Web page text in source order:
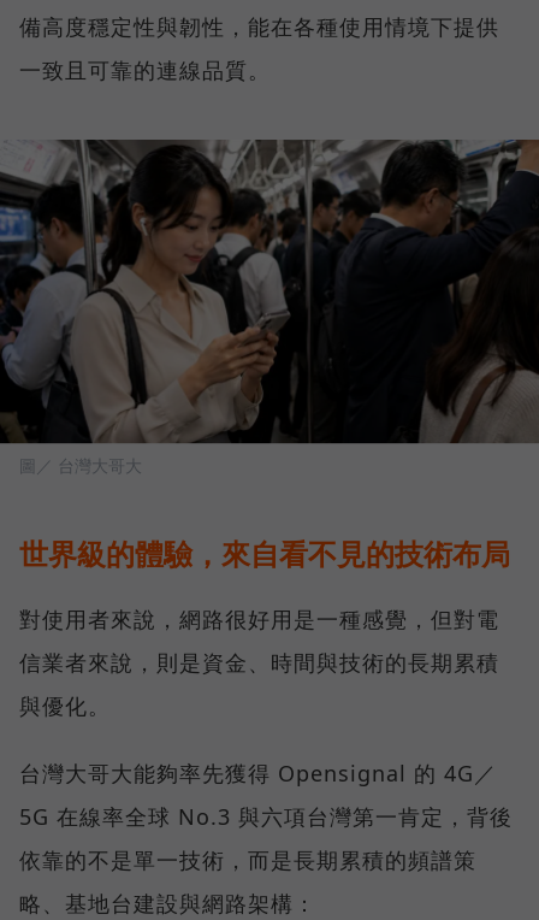
備高度穩定性與韌性，能在各種使用情境下提供
一致且可靠的連線品質。
圖／ 台灣大哥大
世界級的體驗，來自看不見的技術布局
對使用者來說，網路很好用是一種感覺，但對電
信業者來說，則是資金、時間與技術的長期累積
與優化。
台灣大哥大能夠率先獲得 Opensignal 的 4G／
5G 在線率全球 No.3 與六項台灣第一肯定，背後
依靠的不是單一技術，而是長期累積的頻譜策
略、基地台建設與網路架構：